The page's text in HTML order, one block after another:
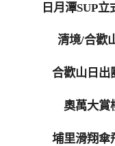
日月潭SUP
清境/合歡
合歡山日
奧萬大
埔里滑翔